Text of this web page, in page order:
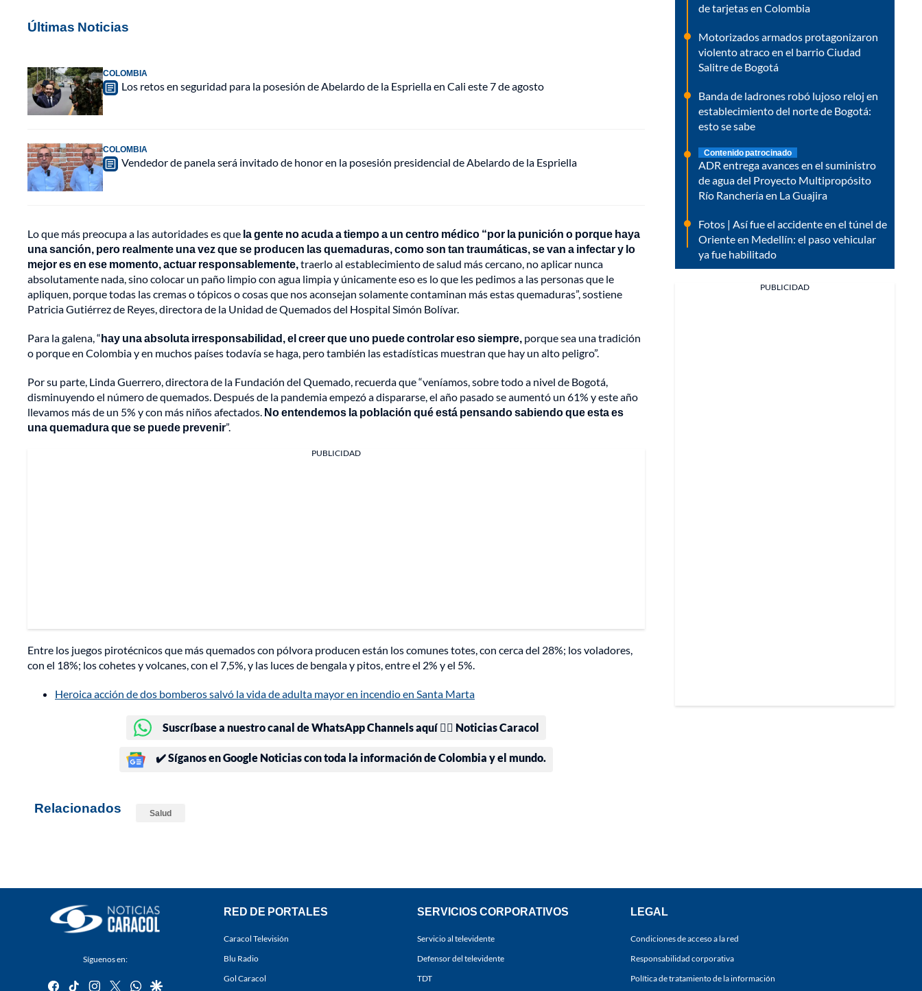
Últimas Noticias
COLOMBIA
Los retos en seguridad para la posesión de Abelardo de la Espriella en Cali este 7 de agosto
COLOMBIA
Vendedor de panela será invitado de honor en la posesión presidencial de Abelardo de la Espriella
Lo que más preocupa a las autoridades es que la gente no acuda a tiempo a un centro médico “por la punición o porque haya
una sanción, pero realmente una vez que se producen las quemaduras, como son tan traumáticas, se van a infectar y lo
mejor es en ese momento, actuar responsablemente,traerlo al establecimiento de salud más cercano, no aplicar nunca
absolutamente nada, sino colocar un paño limpio con agua limpia y únicamente eso es lo que les pedimos a las personas que le
apliquen, porque todas las cremas o tópicos o cosas que nos aconsejan solamente contaminan más estas quemaduras”, sostiene
Patricia Gutiérrez de Reyes, directora de la Unidad de Quemados del Hospital Simón Bolívar.
Para la galena, “hay una absoluta irresponsabilidad, el creer que uno puede controlar eso siempre, porque sea una tradición
o porque en Colombia y en muchos países todavía se haga, pero también las estadísticas muestran que hay un alto peligro”.
Por su parte, Linda Guerrero, directora de la Fundación del Quemado, recuerda que “veníamos, sobre todo a nivel de Bogotá,
disminuyendo el número de quemados. Después de la pandemia empezó a dispararse, el año pasado se aumentó un 61% y este año
llevamos más de un 5% y con más niños afectados. No entendemos la población qué está pensando sabiendo que esta es
una quemadura que se puede prevenir”.
PUBLICIDAD
Entre los juegos pirotécnicos que más quemados con pólvora producen están los comunes totes, con cerca del 28%; los voladores,
con el 18%; los cohetes y volcanes, con el 7,5%, y las luces de bengala y pitos, entre el 2% y el 5%.
Heroica acción de dos bomberos salvó la vida de adulta mayor en incendio en Santa Marta
Suscríbase a nuestro canal de WhatsApp Channels aquí 👉🏻 Noticias Caracol
✔️ Síganos en Google Noticias con toda la información de Colombia y el mundo.
Relacionados Salud
de tarjetas en Colombia
Motorizados armados protagonizaron
violento atraco en el barrio Ciudad
Salitre de Bogotá
Banda de ladrones robó lujoso reloj en
establecimiento del norte de Bogotá:
esto se sabe
Contenido patrocinado
ADR entrega avances en el suministro
de agua del Proyecto Multipropósito
Río Ranchería en La Guajira
Fotos | Así fue el accidente en el túnel de
Oriente en Medellín: el paso vehicular
ya fue habilitado
PUBLICIDAD
Síguenos en:
facebook
tiktok instagram
twitterwhatsapp
google
RED DE PORTALES
Caracol Televisión
Blu Radio
Gol Caracol
SERVICIOS CORPORATIVOS
Servicio al televidente
Defensor del televidente
TDT
LEGAL
Condiciones de acceso a la red
Responsabilidad corporativa
Política de tratamiento de la información